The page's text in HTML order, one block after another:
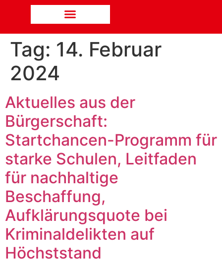
Tag: 14. Februar
2024
Aktuelles aus der
Bürgerschaft:
Startchancen-Programm für
starke Schulen, Leitfaden
für nachhaltige
Beschaffung,
Aufklärungsquote bei
Kriminaldelikten auf
Höchststand